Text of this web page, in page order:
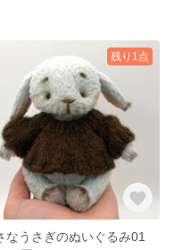
残り1点
なうさぎのぬいぐるみ01